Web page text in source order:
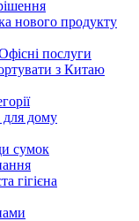
нового продукту
послуги
з Китаю
для дому
сумок
гігієна